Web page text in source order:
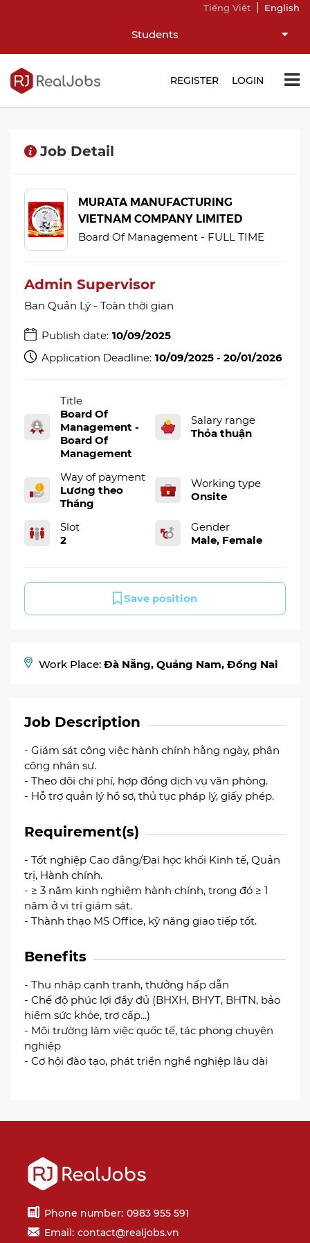
Students
Tiếng Việt English
REGISTER LOGIN
Job Detail
MURATA MANUFACTURING
VIETNAM COMPANY LIMITED
Board Of Management - FULL TIME
Admin Supervisor
Ban Quản Lý - Toàn thời gian
Publish date: 10/09/2025
Application Deadline: 10/09/2025 - 20/01/2026
Title
Board Of
Management -
Board Of
Management
Salary range
Thỏa thuận
Way of payment
Lương theo
Tháng
Working type
Onsite
Slot
2
Gender
Male, Female
Save position
Work Place: Đà Nẵng, Quảng Nam, Đồng Nai
Job Description
- Giám sát công việc hành chính hằng ngày, phân
công nhân sự.
- Theo dõi chi phí, hợp đồng dịch vụ văn phòng.
- Hỗ trợ quản lý hồ sơ, thủ tục pháp lý, giấy phép.
Requirement(s)
- Tốt nghiệp Cao đẳng/Đại học khối Kinh tế, Quản
trị, Hành chính.
- ≥ 3 năm kinh nghiệm hành chính, trong đó ≥ 1
năm ở vị trí giám sát.
- Thành thạo MS Office, kỹ năng giao tiếp tốt.
Benefits
- Thu nhập cạnh tranh, thưởng hấp dẫn
- Chế độ phúc lợi đầy đủ (BHXH, BHYT, BHTN, bảo
hiểm sức khỏe, trợ cấp...)
- Môi trường làm việc quốc tế, tác phong chuyên
nghiệp
- Cơ hội đào tạo, phát triển nghề nghiệp lâu dài
Phone number: 0983 955 591
Email: contact@realjobs.vn